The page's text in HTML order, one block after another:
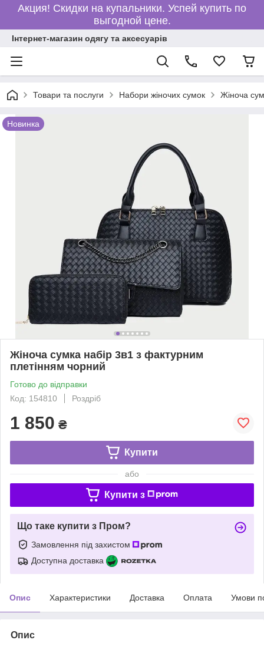
Акция! Скидки на купальники. Успей купить по
выгодной цене.
Інтернет-магазин одягу та аксесуарів
Товари та послуги Набори жіночих сумок Жіноча
Новинка
Жіноча сумка набір 3в1 з фактурним
плетінням чорний
Готово до відправки
Код: 154810
Роздріб
1 850 ₴
Купити
або
Купити з
Що таке купити з Пром?
Замовлення під захистом
Доступна доставка
Опис Характеристики Доставка Оплата Умови
Опис